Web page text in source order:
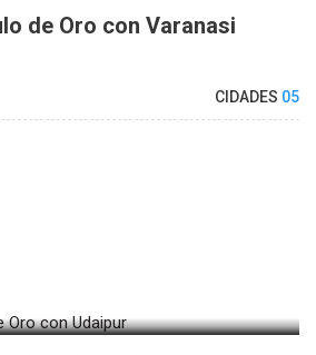
de Oro con Varanasi
CIDADES 05